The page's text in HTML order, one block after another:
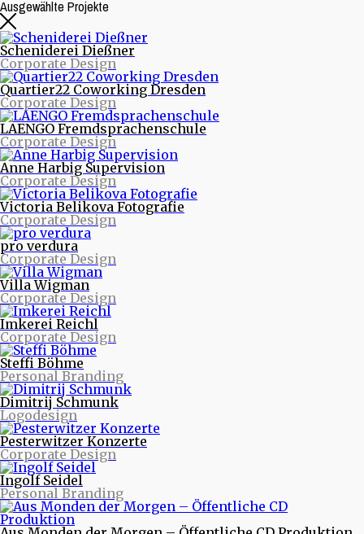
Ausgewählte Projekte
Scheniderei Dießner
Corporate Design
Quartier22 Coworking Dresden
Corporate Design
LAENGO Fremdsprachenschule
Corporate Design
Anne Harbig Supervision
Corporate Design
Victoria Belikova Fotografie
Corporate Design
pro verdura
Corporate Design
Villa Wigman
Corporate Design
Imkerei Reichl
Corporate Design
Steffi Böhme
Personal Branding
Dimitrij Schmunk
Logodesign
Pesterwitzer Konzerte
Corporate Design
Ingolf Seidel
Personal Branding
Beitragsarchive
Neueste Beiträge
Nachrichten aus Projekten
Starke Musik und starke Bilder - Eine neue Webseite
für die Quohren MPG
30/30 - 30 Logos - 30 Tage
purinto ist umgezogen
Logodesign für den Motion Designer und Regisseur
Dimitrij Schmunk
Warum Nachhaltigkeit Spaß macht oder mit dem
Fahrrad durchs Land
Nachhaltiges Design
Warum eigentlich purinto?
Verte - Wende das Blatt - Designstudie
PR-Fotos für Tworna
Monatlich
November 2017
Februar 2017
Oktober 2016
August 2016
Juni 2016
Mai 2016
April 2016
März 2016